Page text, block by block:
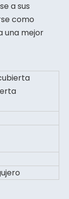
a sus
como
una mejor